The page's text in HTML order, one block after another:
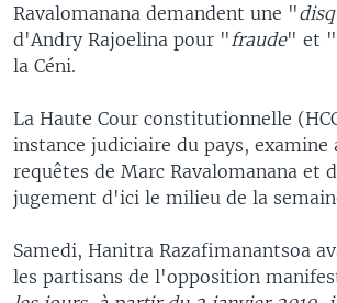
Ravalomanana demandent une "
d'Andry Rajoelina pour " fraude" et "
la Céni.
La Haute Cour constitutionnelle
instance judiciaire du pays, examine
requêtes de Marc Ravalomanana et
jugement d'ici le milieu de la
Samedi, Hanitra Razafimanantsoa
les partisans de l'opposition